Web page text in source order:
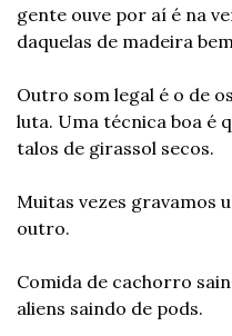
gente ouve por aí é na
daquelas de madeira
Outro som legal é o de
luta. Uma técnica boa é
talos de girassol secos.
Muitas vezes gravamos
outro.
Comida de cachorro
aliens saindo de pods.